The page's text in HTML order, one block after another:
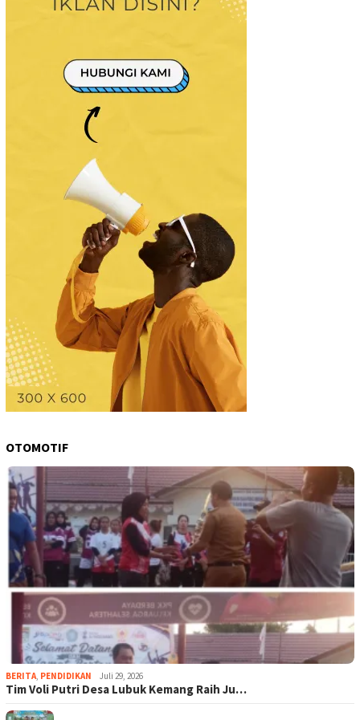
OTOMOTIF
BERITA PENDIDIKAN Juli 29, 2026
Tim Voli Putri Desa Lubuk Kemang Raih Ju…